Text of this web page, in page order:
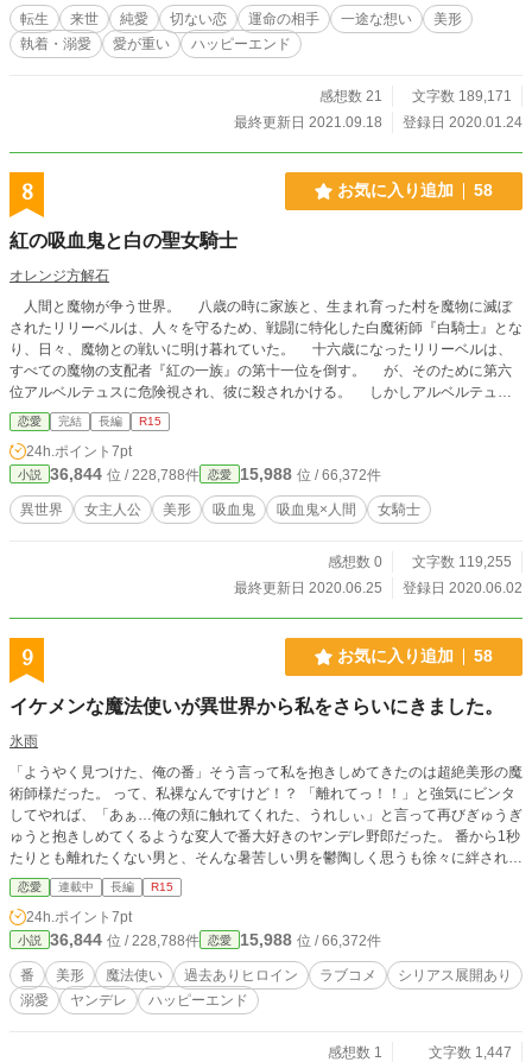
うしても一からやり直したくなりました。相変わらずダメダ
メ作家で申し訳ありません。 見捨てないでいてくださる皆様
の存在が本当に励みです。 本当にすみません。そして、本当
で、どうかよろしくお願い致します。 m(_ _)m 霜月
転生 来世 純愛 切ない恋 運命の相手 一途な想い
美形
執着・溺愛
愛が重い ハッピーエンド
感想数 21
文字数 189,171
最終更新日 2021.09.18
登録日 2020.01.24
8 お気に入り追加 58
紅の吸血鬼と白の聖女騎士
オレンジ方解石
人間と魔物が争う世界。 八歳の時に家族と、生まれ育った村を魔物に滅ぼ
されたリリーベルは、人々を守るため、戦闘に特化した白魔術師『白騎士』とな
り、日々、魔物との戦いに明け暮れていた。 十六歳になったリリーベルは、
すべての魔物の支配者『紅の一族』の第十一位を倒す。 が、そのために第六
位アルベルテュスに危険視され、彼に殺されかける。 しかしアルベルテュス
はリリーベルを逃す。 彼女の前に膝をついた。 「紅の一族が第六位、アルベ
ルテュスが請う。俺のものになれ、リリーベル。俺は貴女に恋をしている」ーー
ーー
恋愛 完結 長編 R15
24h.ポイント 7pt
小説 36,844 位 / 228,788件 恋愛 15,988 位 / 66,372件
異世界 女主人公 美形 吸血鬼 吸血鬼×人間 女騎士
感想数 0
文字数 119,255
最終更新日 2020.06.25
登録日 2020.06.02
9 お気に入り追加 58
イケメンな魔法使いが異世界から私をさらいにきました。
氷雨
「ようやく見つけた、俺の番」そう言って私を抱きしめてきたのは超絶美形の魔
術師様だった。 って、私裸なんですけど！？ 「離れてっ！！」と強気にビンタ
してやれば、「あぁ…俺の頬に触れてくれた、うれしぃ」と言って再びぎゅうぎ
ゅうと抱きしめてくるような変人で番大好きのヤンデレ野郎だった。 番から1秒
たりとも離れたくない男と、そんな暑苦しい男を鬱陶しく思うも徐々に絆されて
いく少女の物語。 ※後半になるにつれシリアス展開 最後はハッピーエンド 投稿
は不定期ですが、直ぐに終わりそうなのであまり心配はいらないかと思います。
1話1500文字ほど
恋愛 連載中 長編 R15
24h.ポイント 7pt
小説 36,844 位 / 228,788件 恋愛 15,988 位 / 66,372件
番 美形 魔法使い 過去ありヒロイン ラブコメ
シリアス展開あり
溺愛
ヤンデレ ハッピーエンド
感想数 1
文字数 1,447